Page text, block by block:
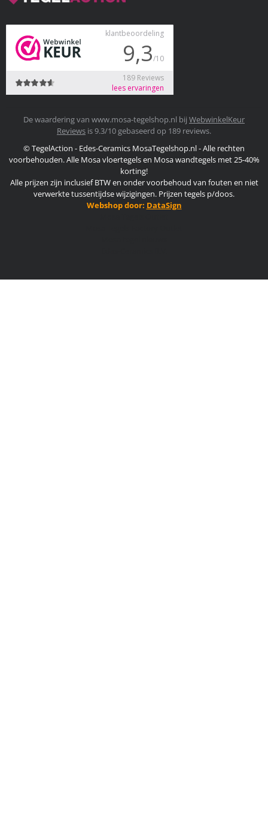
De waardering van www.mosa-tegelshop.nl bij WebwinkelKeur
Reviews is 9.3/10 gebaseerd op 189 reviews.
© TegelAction - Edes-Ceramics MosaTegelshop.nl - Alle rechten
voorbehouden. Alle Mosa vloertegels en Mosa wandtegels met 25-40%
korting!
Alle prijzen zijn inclusief BTW en onder voorbehoud van fouten en niet
verwerkte tussentijdse wijzigingen. Prijzen tegels p/doos.
Webshop door: DataSign